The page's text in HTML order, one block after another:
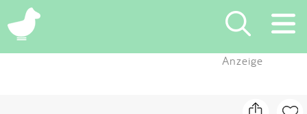
×
Anzeige